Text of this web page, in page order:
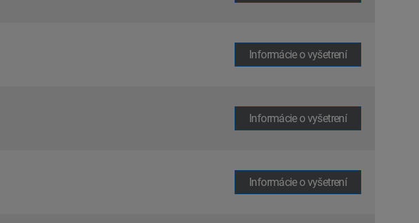
Informácie o vyšetrení
Informácie o vyšetrení
Informácie o vyšetrení